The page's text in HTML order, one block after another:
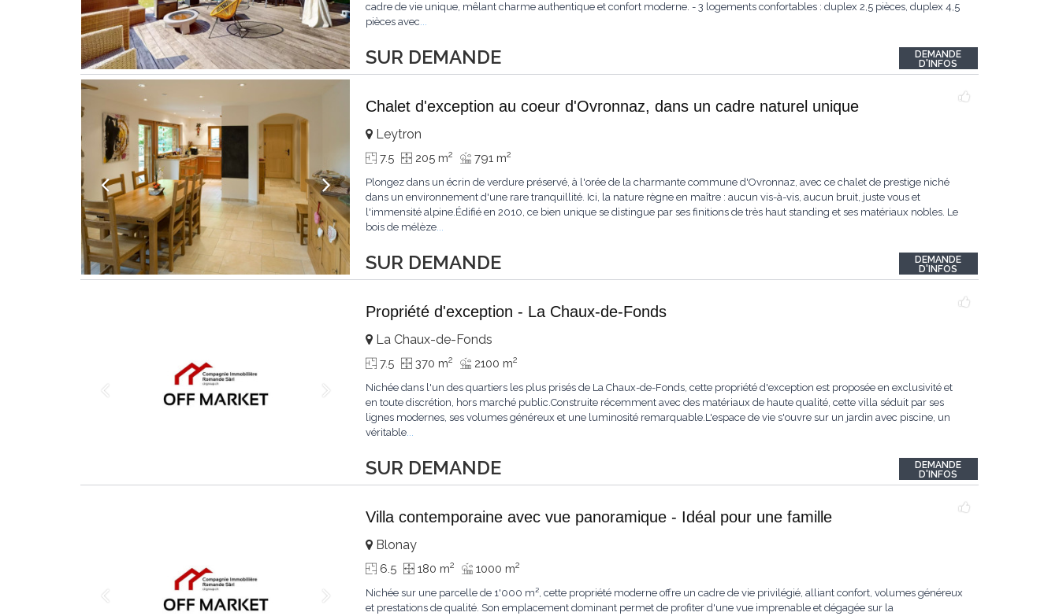
SUR DEMANDE
cadre de vie unique, mêlant charme authentique et confort moderne. - 3 logements confortables : duplex 2,5 pièces, duplex 4,5
pièces avec...
DEMANDE
D'INFOS
Chalet d'exception au coeur d'Ovronnaz, dans un cadre naturel unique
SUR DEMANDE
Leytron
7.5 205 m2 791 m2
Plongez dans un écrin de verdure préservé, à l'orée de la charmante commune d'Ovronnaz, avec ce chalet de prestige niché
dans un environnement d'une rare tranquillité. Ici, la nature règne en maître : aucun vis-à-vis, aucun bruit, juste vous et
l'immensité alpine.Édifié en 2010, ce bien unique se distingue par ses finitions de très haut standing et ses matériaux nobles. Le
bois de mélèze...
DEMANDE
D'INFOS
Propriété d'exception - La Chaux-de-Fonds
SUR DEMANDE
La Chaux-de-Fonds
7.5 370 m2 2100 m2
Nichée dans l'un des quartiers les plus prisés de La Chaux-de-Fonds, cette propriété d'exception est proposée en exclusivité et
en toute discrétion, hors marché public.Construite récemment avec des matériaux de haute qualité, cette villa séduit par ses
lignes modernes, ses volumes généreux et une luminosité remarquable.L'espace de vie s'ouvre sur un jardin avec piscine, un
véritable...
DEMANDE
D'INFOS
Villa contemporaine avec vue panoramique - Idéal pour une famille
Blonay
6.5 180 m2 1000 m2
Nichée sur une parcelle de 1'000 m², cette propriété moderne offre un cadre de vie privilégié, alliant confort, volumes généreux
et prestations de qualité. Son emplacement dominant permet de profiter d'une vue imprenable et dégagée sur la